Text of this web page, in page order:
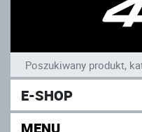
E-SHOP